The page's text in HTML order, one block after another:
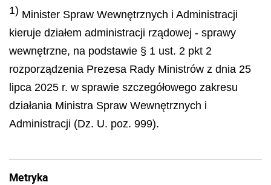
1) Minister Spraw Wewnętrznych i Administracji
kieruje działem administracji rządowej - sprawy
wewnętrzne, na podstawie § 1 ust. 2 pkt 2
rozporządzenia Prezesa Rady Ministrów z dnia 25
lipca 2025 r. w sprawie szczegółowego zakresu
działania Ministra Spraw Wewnętrznych i
Administracji (Dz. U. poz. 999).
Metryka